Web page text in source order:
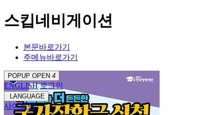
스킵네비게이션
본문바로가기
주메뉴바로가기
POPUP OPEN 4
ENGLISH 로그인
LANGUAGE
사이트맵